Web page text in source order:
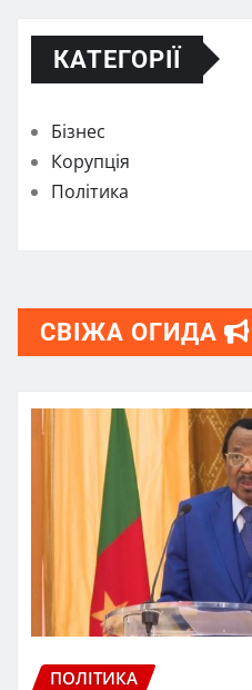
КАТЕГОРІЇ
Бізнес
Корупція
Політика
СВІЖА ОГИДА
ПОЛІТИКА